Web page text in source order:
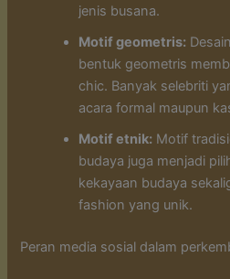
jenis busana.
Motif geometris:
bentuk geometris
chic. Banyak selebriti
acara formal maupun
Motif etnik: Motif
budaya juga menjadi
kekayaan budaya
fashion yang unik.
Peran media sosial dalam